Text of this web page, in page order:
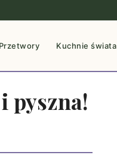
Przetwory Kuchnie świata
pyszna!